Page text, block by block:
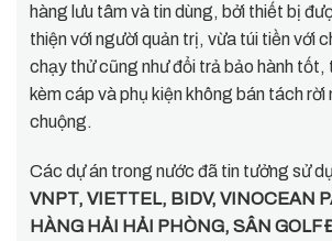
hàng lưu tâm và tin dùng, bởi thiết bị
thiện với người quản trị, vừa túi tiền với
chạy thử cũng như đổi trả bảo hành tốt,
kèm cáp và phụ kiện không bán tách
chuộng.
Các dự án trong nước đã tin tưởng sử
VNPT, VIETTEL, BIDV, VINOCEAN
HÀNG HẢI HẢI PHÒNG, SÂN GOLF